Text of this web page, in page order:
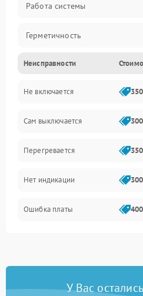
Работа системы
Герметичность
Механика
Неисправности
Не включается
Сам выключается
Перегревается
Нет индикации
Ошибка платы
У Вас